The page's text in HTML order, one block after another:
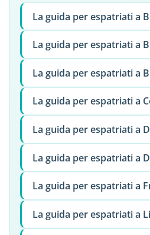
La guida per espatriati a
La guida per espatriati a
La guida per espatriati a
La guida per espatriati a
La guida per espatriati a
La guida per espatriati a
La guida per espatriati a
La guida per espatriati a